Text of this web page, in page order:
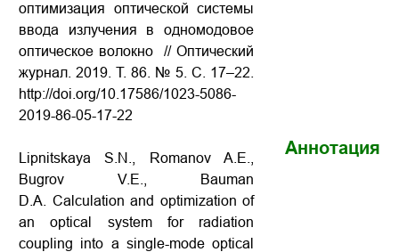
оптимизация оптической системы
ввода излучения в одномодовое
оптическое волокно // Оптический
журнал. 2019. Т. 86. № 5. С. 17–22.
http://doi.org/10.17586/1023-5086-
2019-86-05-17-22
Lipnitskaya S.N., Romanov A.E.,
Bugrov V.E., Bauman
D.A. Calculation and optimization of
an optical system for radiation
coupling into a single-mode optical
Аннотация